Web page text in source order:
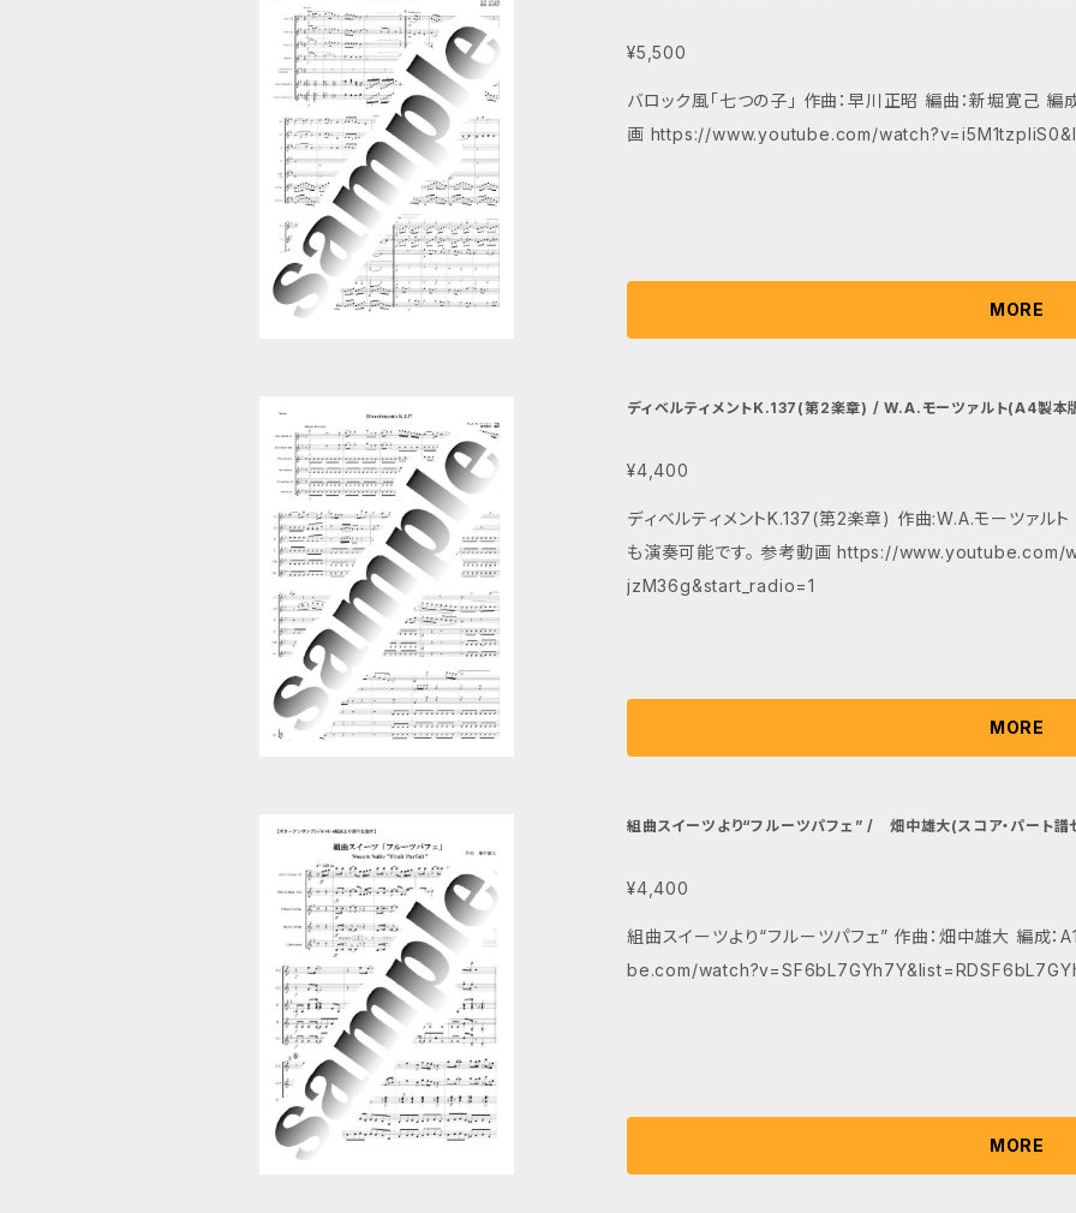
¥5,500
バロック風「七つの子」 作曲：早川正昭 編曲：新堀寛己 編成
画 https://www.youtube.com/
MORE
ディベルティメントK.137(第2楽章) / W.A.モーツァルト(A4製本
¥4,400
ディベルティメントK.137(第2楽章) 作曲:W.A.モーツァルト 編成
も演奏可能です。 参考動画 https://
jzM36g&start_radio=1
MORE
組曲スイーツより“フルーツパフェ” / 畑中雄大(スコア・パート
¥4,400
組曲スイーツより“フルーツパフェ” 作曲：畑中雄大 編成：A1,A2,P,B,Gr 参考動画
be.com/
MORE